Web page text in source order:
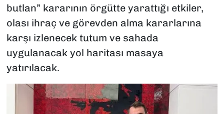
butlan” kararının örgütte yarattığı etkiler,
olası ihraç ve görevden alma kararlarına
karşı izlenecek tutum ve sahada
uygulanacak yol haritası masaya
yatırılacak.